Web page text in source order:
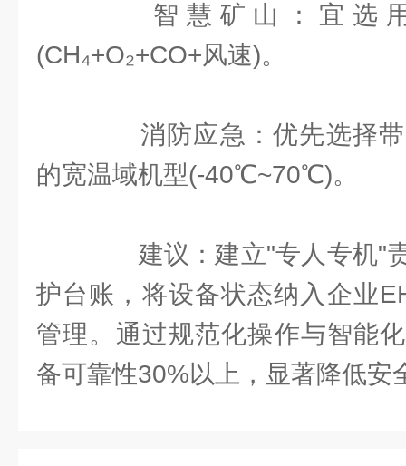
智慧矿山：宜选用
(CH₄+O₂+CO+风速)。
消防应急：优先选择带
的宽温域机型(-40℃~70℃)。
建议：建立"专人专机"
护台账，将设备状态纳入企业
管理。通过规范化操作与智能
备可靠性30%以上，显著降低安